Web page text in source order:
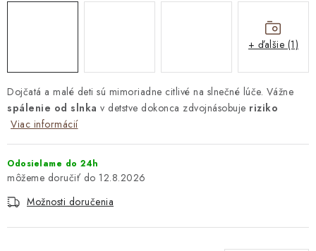
Dojčatá a malé deti sú mimoriadne citlivé na slnečné lúče. Vážne
spálenie od slnka v detstve dokonca zdvojnásobuje riziko
Viac informácií
Odosielame do 24h
12.8.2026
Možnosti doručenia
+ ďalšie (1)